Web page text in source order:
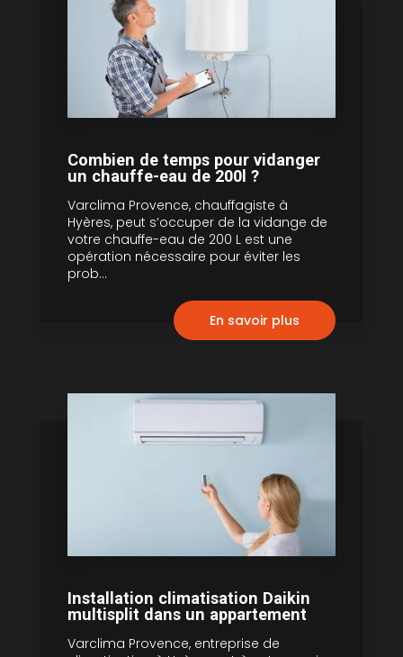
Combien de temps pour vidanger
un chauffe-eau de 200l ?
Varclima Provence, chauffagiste à
Hyères, peut s’occuper de la vidange de
votre chauffe-eau de 200 L est une
opération nécessaire pour éviter les
prob...
En savoir plus
Installation climatisation Daikin
multisplit dans un appartement
Varclima Provence, entreprise de